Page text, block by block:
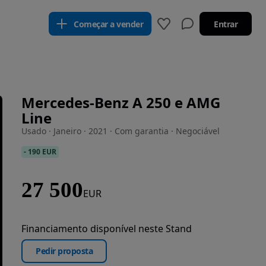
Começar a vender Entrar
Mercedes-Benz A 250 e AMG
Line
Usado · Janeiro · 2021 · Com garantia · Negociável
- 190 EUR
27 500EUR
Financiamento disponível neste Stand
Pedir proposta